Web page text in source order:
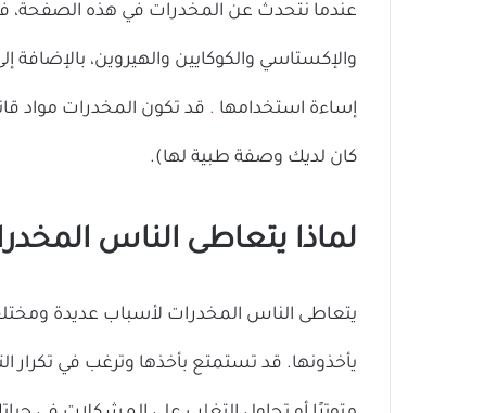
عندما نتحدث عن المخدرات في هذه الصفحة،
والإكستاسي والكوكايين والهيروين، بالإضافة
إساءة استخدامها . قد تكون المخدرات مواد
كان لديك وصفة طبية لها).
لماذا يتعاطى الناس
يتعاطى الناس المخدرات لأسباب عديدة
يأخذونها. قد تستمتع بأخذها وترغب في تكرار